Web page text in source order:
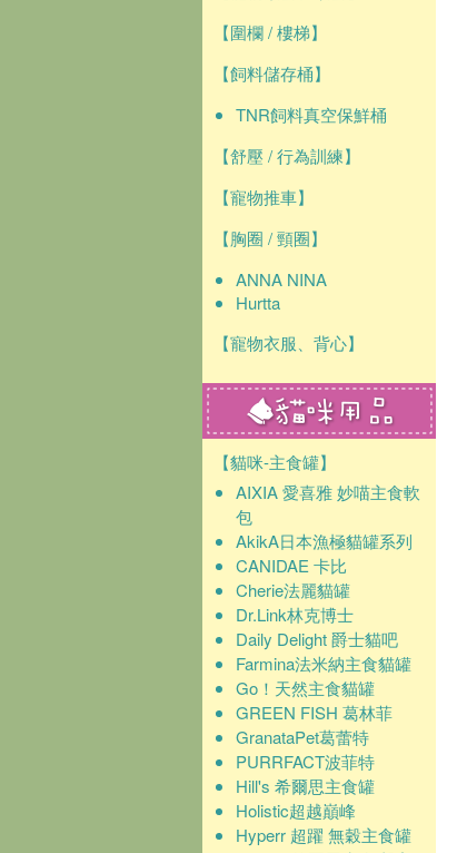
【圍欄 / 樓梯】
【飼料儲存桶】
TNR飼料真空保鮮桶
【舒壓 / 行為訓練】
【寵物推車】
【胸圈 / 頸圈】
ANNA NINA
Hurtta
【寵物衣服、背心】
【貓咪-主食罐】
AIXIA 愛喜雅 妙喵主食軟
包
AkikA日本漁極貓罐系列
CANIDAE 卡比
Cherie法麗貓罐
Dr.Link林克博士
Daily Delight 爵士貓吧
Farmina法米納主食貓罐
Go！天然主食貓罐
GREEN FISH 葛林菲
GranataPet葛蕾特
PURRFACT波菲特
Hill's 希爾思主食罐
Holistic超越巔峰
Hyperr 超躍 無穀主食罐